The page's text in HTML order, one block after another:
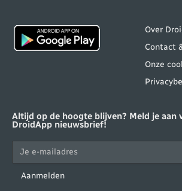
Over
Contact
Onze
Altijd op de hoogte blijven? Meld je aan
DroidApp nieuwsbrief!
Aanmelden